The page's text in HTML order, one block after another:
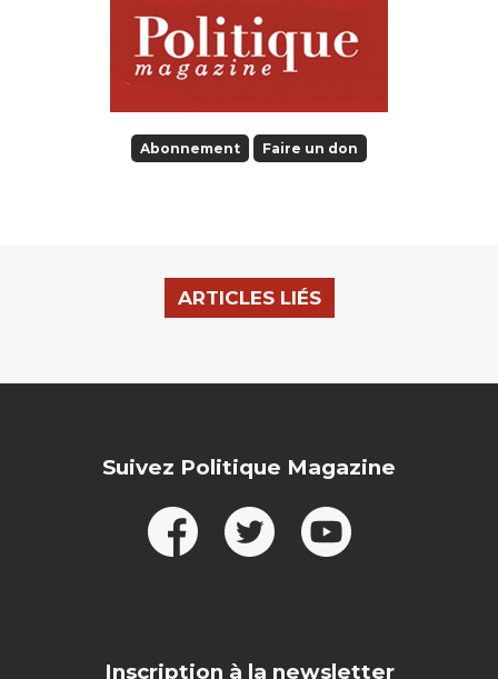
Abonnement Faire un don
ARTICLES LIÉS
Suivez Politique Magazine
Inscription à la newsletter